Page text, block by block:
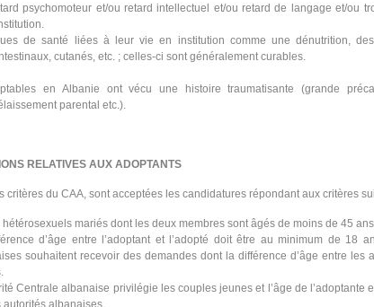
psychomoteur et/ou retard intellectuel et/ou retard de langage et/ou
de santé liées à leur vie en institution comme une dénutrition,
cutanés, etc. ; celles-ci sont généralement curables.
en Albanie ont vécu une histoire traumatisante (grande
parental etc.).
RELATIVES AUX ADOPTANTS
critères du CAA, sont acceptées les candidatures répondant aux critères
hétérosexuels mariés dont les deux membres sont âgés de moins de 45
d’âge entre l’adoptant et l’adopté doit être au minimum de 18
souhaitent recevoir des demandes dont la différence d’âge entre les
Centrale albanaise privilégie les couples jeunes et l’âge de l’adoptante